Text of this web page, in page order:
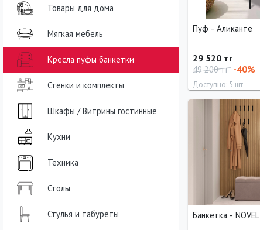
Товары для дома
Мягкая мебель
Кресла пуфы банкетки
Стенки и комплекты
Шкафы / Витрины гостинные
Кухни
Техника
Столы
Стулья и табуреты
Пуф - Аликанте
29 520 тг
49 200 тг -40%
Доступно: 5 шт
Высота
40 см
Банкетка - NOVEL